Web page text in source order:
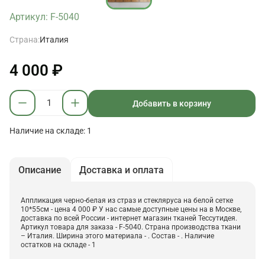
Артикул: F-5040
Страна:Италия
4 000 ₽
Добавить в корзину
Наличие на складе: 1
Описание Доставка и оплата
Аппликация черно-белая из страз и стекляруса на белой сетке
10*55см - цена 4 000 ₽ У нас самые доступные цены на в Москве,
доставка по всей России - интернет магазин тканей Тессутидея.
Артикул товара для заказа - F-5040. Страна производства ткани
– Италия. Ширина этого материала - . Состав - . Наличие
остатков на складе - 1